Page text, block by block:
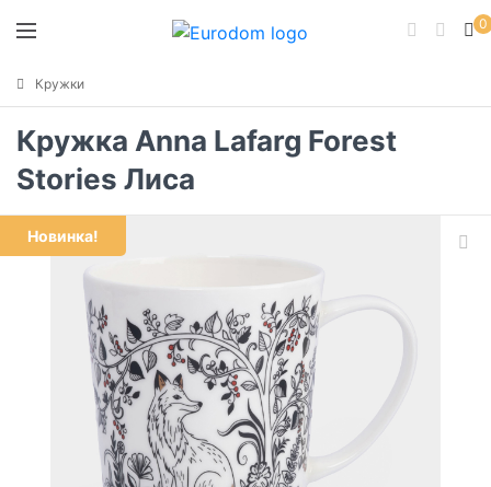
0
Кружки
Кружка Anna Lafarg Forest
Stories Лиса
Новинка!